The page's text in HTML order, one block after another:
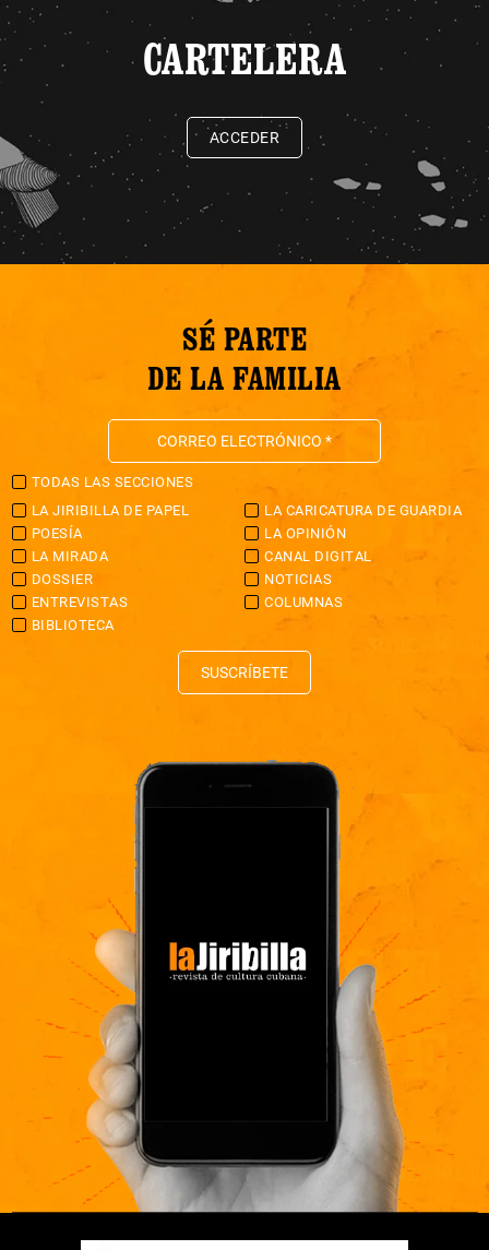
CARTELERA
ACCEDER
SÉ PARTE
DE LA FAMILIA
TODAS LAS SECCIONES
LA JIRIBILLA DE PAPEL
LA CARICATURA DE GUARDIA
POESÍA
LA OPINIÓN
LA MIRADA
CANAL DIGITAL
DOSSIER
NOTICIAS
ENTREVISTAS
COLUMNAS
BIBLIOTECA
SUSCRÍBETE